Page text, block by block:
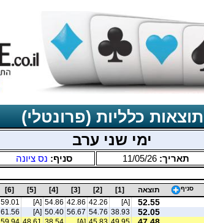
תוצאות כלליות (פרונטלי)
ימי שני ערב
תאריך:11/05/26 סניף: נס ציונה
סניף תוצאה [1]
[2]
[3]
[4]
[5]
[6]
52.55
[A]
42.26
42.86
54.86
[A]
59.01
52.05
38.93
54.76
56.67
50.40
[A]
61.56